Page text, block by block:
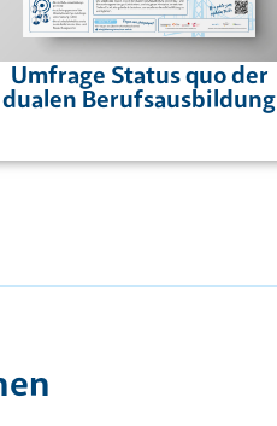
Umfrage Status quo der
dualen Berufsausbildung